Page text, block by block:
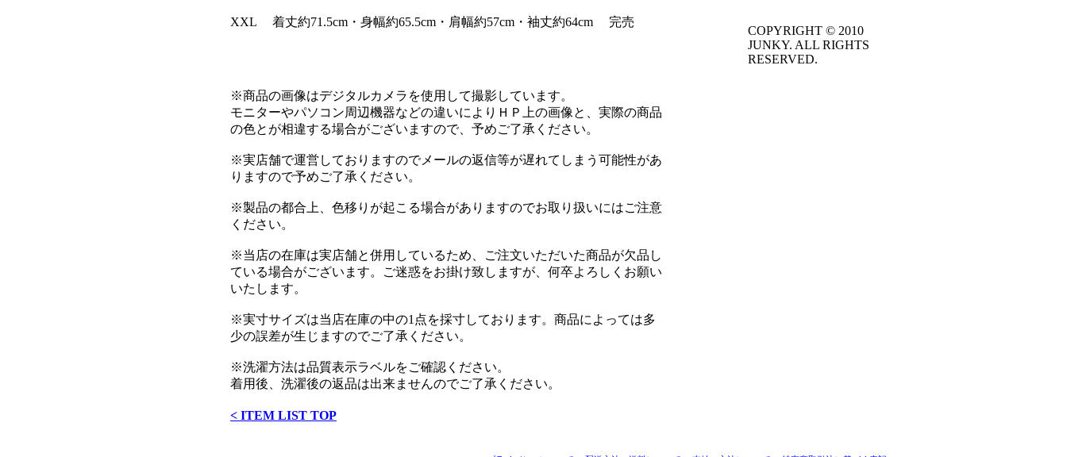
XXL 着丈約71.5cm・身幅約65.5cm・肩幅約57cm・袖丈約64cm 完売
※商品の画像はデジタルカメラを使用して撮影しています。
モニターやパソコン周辺機器などの違いによりＨＰ上の画像と、実際の商品
の色とが相違する場合がございますので、予めご了承ください。
※実店舗で運営しておりますのでメールの返信等が遅れてしまう可能性があ
りますので予めご了承ください。
※製品の都合上、色移りが起こる場合がありますのでお取り扱いにはご注意
ください。
※当店の在庫は実店舗と併用しているため、ご注文いただいた商品が欠品し
ている場合がございます。ご迷惑をお掛け致しますが、何卒よろしくお願い
いたします。
※実寸サイズは当店在庫の中の1点を採寸しております。商品によっては多
少の誤差が生じますのでご了承ください。
※洗濯方法は品質表示ラベルをご確認ください。
着用後、洗濯後の返品は出来ませんのでご了承ください。
< ITEM LIST TOP
COPYRIGHT © 2010
JUNKY. ALL RIGHTS
RESERVED.